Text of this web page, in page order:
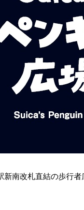
南改札直結の歩行